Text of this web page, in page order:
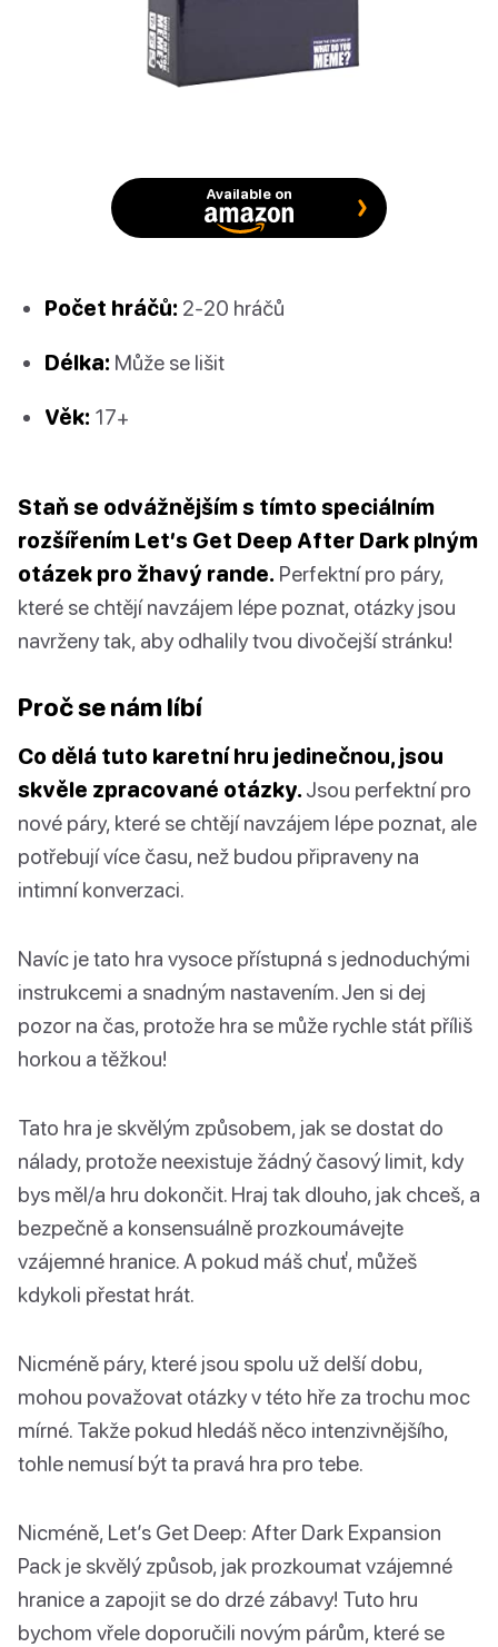
Available on
Počet hráčů: 2-20 hráčů
Délka: Může se lišit
Věk: 17+
Staň se odvážnějším s tímto speciálním
rozšířením Let’s Get Deep After Dark plným
otázek pro žhavý rande. Perfektní pro páry,
které se chtějí navzájem lépe poznat, otázky jsou
navrženy tak, aby odhalily tvou divočejší stránku!
Proč se nám líbí
Co dělá tuto karetní hru jedinečnou, jsou
skvěle zpracované otázky. Jsou perfektní pro
nové páry, které se chtějí navzájem lépe poznat, ale
potřebují více času, než budou připraveny na
intimní konverzaci.
Navíc je tato hra vysoce přístupná s jednoduchými
instrukcemi a snadným nastavením. Jen si dej
pozor na čas, protože hra se může rychle stát příliš
horkou a těžkou!
Tato hra je skvělým způsobem, jak se dostat do
nálady, protože neexistuje žádný časový limit, kdy
bys měl/a hru dokončit. Hraj tak dlouho, jak chceš, a
bezpečně a konsensuálně prozkoumávejte
vzájemné hranice. A pokud máš chuť, můžeš
kdykoli přestat hrát.
Nicméně páry, které jsou spolu už delší dobu,
mohou považovat otázky v této hře za trochu moc
mírné. Takže pokud hledáš něco intenzivnějšího,
tohle nemusí být ta pravá hra pro tebe.
Nicméně, Let’s Get Deep: After Dark Expansion
Pack je skvělý způsob, jak prozkoumat vzájemné
hranice a zapojit se do drzé zábavy! Tuto hru
bychom vřele doporučili novým párům, které se